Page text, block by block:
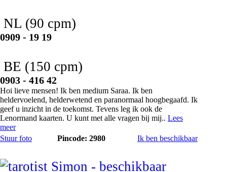
NL (90 cpm)
0909 - 19 19
BE (150 cpm)
0903 - 416 42
Hoi lieve mensen! Ik ben medium Saraa. Ik ben
heldervoelend, helderwetend en paranormaal hoogbegaafd. Ik
geef u inzicht in de toekomst. Tevens leg ik ook de
Lenormand kaarten. U kunt met alle vragen bij mij.. Lees
meer
Stuur foto
Pincode: 2980 Ik ben beschikbaar